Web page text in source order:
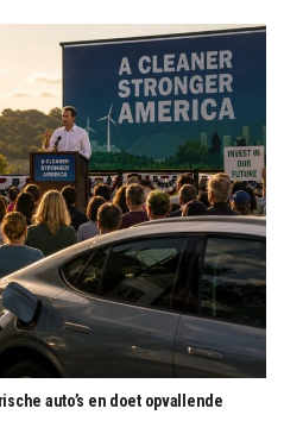
auto’s en doet opvallende